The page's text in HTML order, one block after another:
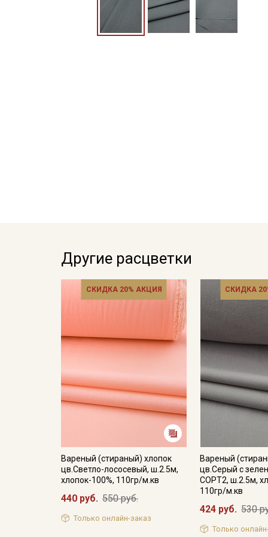
Другие расцветки
СКИДКА 20% АКЦИЯ
Вареный (стираный) хлопок
цв.Светло-лососевый, ш.2.5м,
хлопок-100%, 110гр/м.кв
440 руб. 550 руб.
Только онлайн-заказ
СКИДКА
Вареный
цв.Серый с
СОРТ2, ш.2.5м,
110гр/м.кв
424 руб. 530
Только